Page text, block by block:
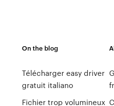
On the blog
Télécharger easy driver
gratuit italiano
Fichier trop volumineux